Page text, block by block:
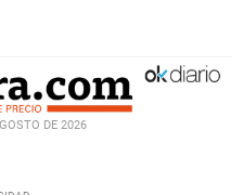
DE 2026